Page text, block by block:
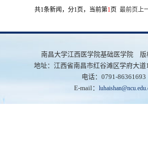
共1条新闻，分1页，当前第1页 最前页上
南昌大学江西医学院基础医学院
地址：江西省南昌市红谷滩区学府大道
电话：0791-86361693
E-mail：